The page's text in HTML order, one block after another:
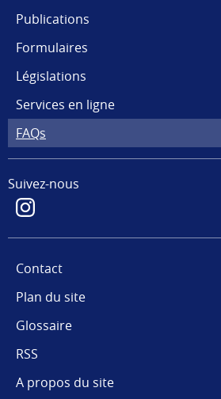
Publications
Formulaires
Législations
Services en ligne
FAQs
Suivez-nous
Contact
Plan du site
Glossaire
RSS
A propos du site